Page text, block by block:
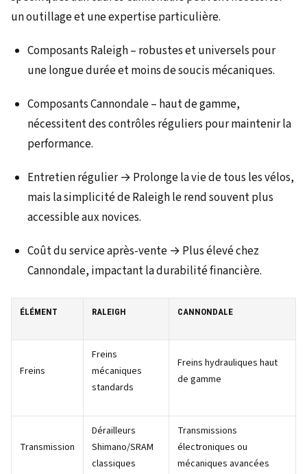
un outillage et une expertise particulière.
Composants Raleigh – robustes et universels pour
une longue durée et moins de soucis mécaniques.
Composants Cannondale – haut de gamme,
nécessitent des contrôles réguliers pour maintenir la
performance.
Entretien régulier → Prolonge la vie de tous les vélos,
mais la simplicité de Raleigh le rend souvent plus
accessible aux novices.
Coût du service après-vente → Plus élevé chez
Cannondale, impactant la durabilité financière.
ÉLÉMENT RALEIGH CANNONDALE
Freins
Freins
mécaniques
standards
Freins hydrauliques haut
de gamme
Transmission
Dérailleurs
Shimano/SRAM
classiques
Transmissions
électroniques ou
mécaniques avancées